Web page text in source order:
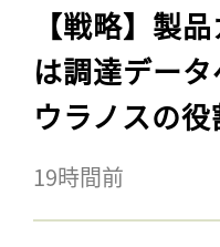
【戦略】製
は調達デー
ウラノスの
19時間前